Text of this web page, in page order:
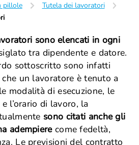
pillole
Tutela dei lavoratori
sono elencati in ogni
tra dipendente e datore.
sottoscritto sono infatti
un lavoratore è tenuto a
modalità di esecuzione, le
l’orario di lavoro, la
sono citati anche gli
adempierecome fedeltà,
Le previsioni del contratto